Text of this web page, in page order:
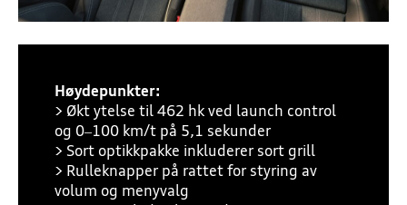
Høydepunkter:
> Økt ytelse til 462 hk ved launch control
og 0–100 km/t på 5,1 sekunder
> Sort optikkpakke inkluderer sort grill
> Rulleknapper på rattet for styring av
volum og menyvalg